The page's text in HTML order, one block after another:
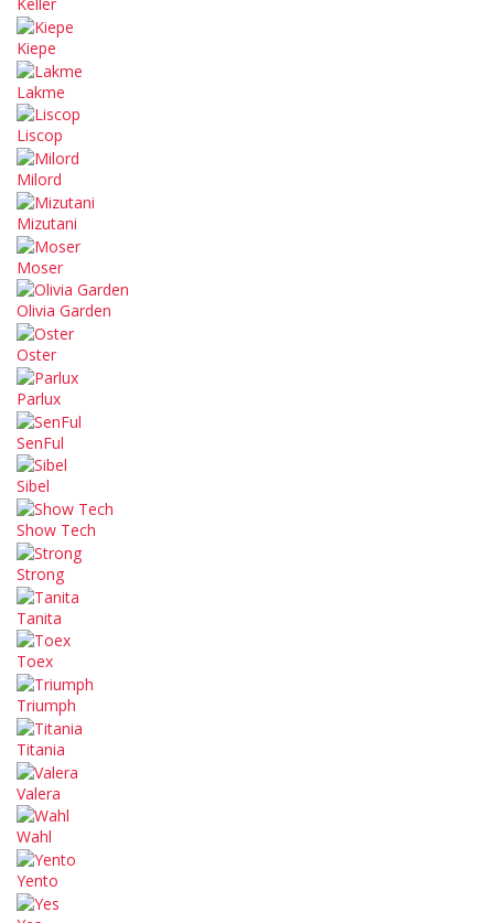
Kiepe
Lakme
Liscop
Milord
Mizutani
Moser
Olivia Garden
Oster
Parlux
SenFul
Sibel
Show Tech
Strong
Tanita
Toex
Triumph
Titania
Valera
Wahl
Yento